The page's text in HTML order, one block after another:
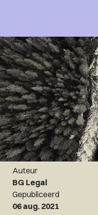
Auteur
BG Legal
Gepubliceerd
06 aug. 2021